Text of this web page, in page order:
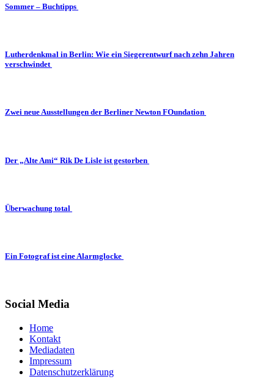
Sommer – Buchtipps
Lutherdenkmal in Berlin: Wie ein Siegerentwurf nach zehn Jahren
verschwindet
Zwei neue Ausstellungen der Berliner Newton FOundation
Der „Alte Ami“ Rik De Lisle ist gestorben
Überwachung total
Ein Fotograf ist eine Alarmglocke
Social Media
Home
Kontakt
Mediadaten
Impressum
Datenschutzerklärung